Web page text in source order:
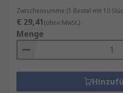
Maschinenschrauben
:
den Einsatz in
und werden häufig in
Anwendungen eingesetzt.
Holzschrauben: Sie sind
Befestigung in Holz
Zwischensumme (1 Beutel mit 10
€ 29,41(ohne MwSt.)
Menge